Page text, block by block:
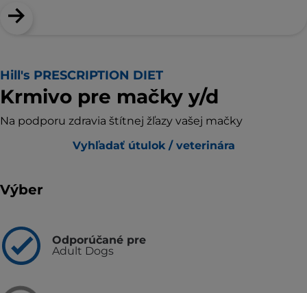
Hill's PRESCRIPTION DIET
Krmivo pre mačky y/d
Na podporu zdravia štítnej žľazy vašej mačky
Vyhľadať útulok / veterinára
Výber
Odporúčané pre
Adult Dogs